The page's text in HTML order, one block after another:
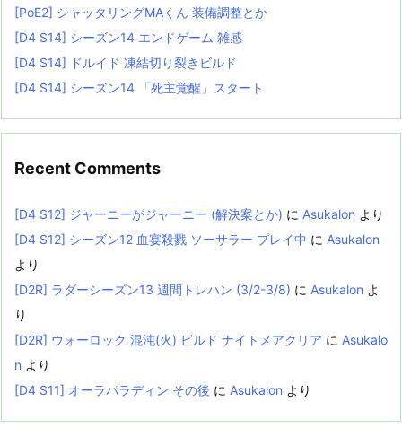
[PoE2] シャッタリングMAくん 装備調整とか
[D4 S14] シーズン14 エンドゲーム 雑感
[D4 S14] ドルイド 凍結切り裂きビルド
[D4 S14] シーズン14 「死主覚醒」スタート
Recent Comments
[D4 S12] ジャーニーがジャーニー (解決案とか) に Asukalon より
[D4 S12] シーズン12 血宴殺戮 ソーサラー プレイ中 に Asukalon
より
[D2R] ラダーシーズン13 週間トレハン (3/2-3/8) に Asukalon よ
り
[D2R] ウォーロック 混沌(火) ビルド ナイトメアクリア に Asukalo
n より
[D4 S11] オーラパラディン その後 に Asukalon より